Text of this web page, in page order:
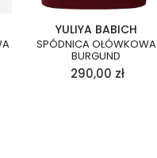
YULIYA BABICH
SPÓDNICA OŁÓWKOWA
BURGUND
290,00 zł